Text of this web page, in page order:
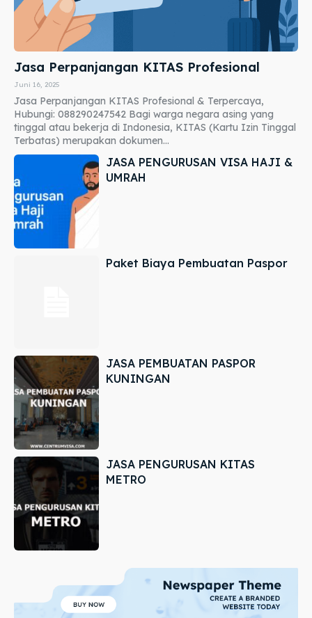
Jasa Perpanjangan KITAS Profesional
Juni 16, 2025
Jasa Perpanjangan KITAS Profesional & Terpercaya,
Hubungi: 088290247542 Bagi warga negara asing yang
tinggal atau bekerja di Indonesia, KITAS (Kartu Izin Tinggal
Terbatas) merupakan dokumen...
JASA PENGURUSAN VISA HAJI &
UMRAH
Paket Biaya Pembuatan Paspor
JASA PEMBUATAN PASPOR
KUNINGAN
JASA PENGURUSAN KITAS
METRO